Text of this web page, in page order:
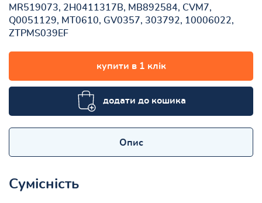
MR519073, 2H0411317B, MB892584, CVM7,
Q0051129, MT0610, GV0357, 303792, 10006022,
ZTPMS039EF
купити в 1 клік
додати до кошика
Опис
Сумісність